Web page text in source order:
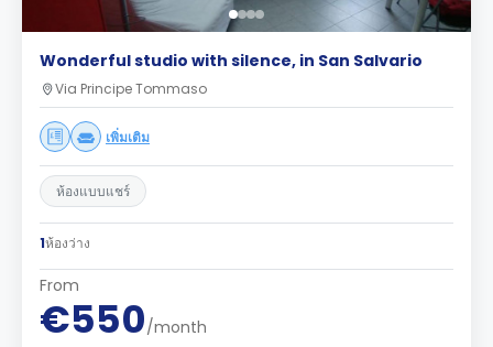
Wonderful studio with silence, in San Salvario
Via Principe Tommaso
เพิ่มเติม
ห้องแบบแชร์
1ห้องว่าง
From
€550/month